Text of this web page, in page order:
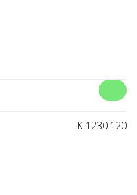
K 1230.120